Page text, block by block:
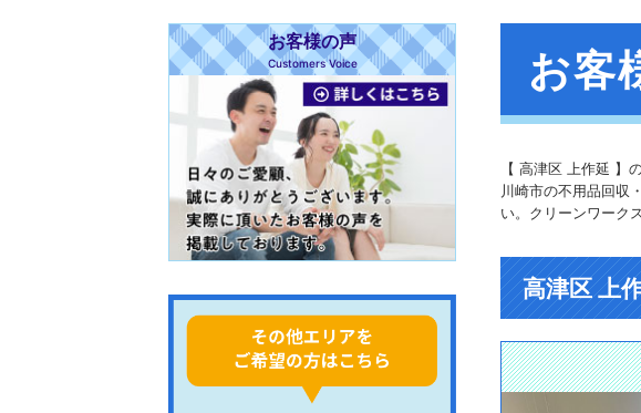
お客
【 高津区 上作延 】
川崎市の不用品回収
い。クリーンワーク
高津区 上
お客様の声
Customers Voice